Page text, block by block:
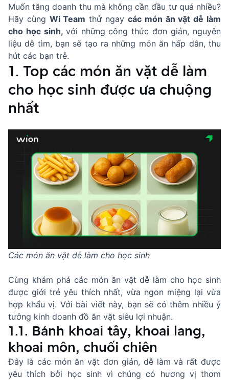
Muốn tăng doanh thu mà không cần đầu tư quá nhiều?
Hãy cùng Wi Team thử ngay các món ăn vặt dễ làm
cho học sinh, với những công thức đơn giản, nguyên
liệu dễ tìm, bạn sẽ tạo ra những món ăn hấp dẫn, thu
hút các bạn trẻ.
1. Top các món ăn vặt dễ làm
cho học sinh được ưa chuộng
nhất
Các món ăn vặt dễ làm cho học sinh
Cùng khám phá các món ăn vặt dễ làm cho học sinh
được giới trẻ yêu thích nhất, vừa ngon miệng lại vừa
hợp khẩu vị. Với bài viết này, bạn sẽ có thêm nhiều ý
tưởng kinh doanh đồ ăn vặt siêu lợi nhuận.
1.1. Bánh khoai tây, khoai lang,
khoai môn, chuối chiên
Đây là các món ăn vặt đơn giản, dễ làm và rất được
yêu thích bởi học sinh vì chúng có hương vị thơm